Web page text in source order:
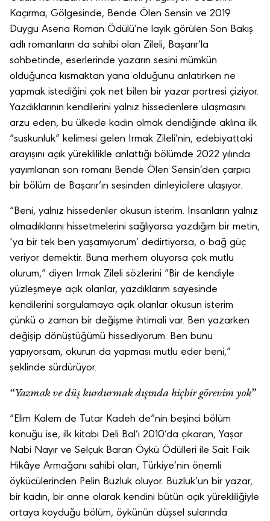
Kaçırma, Gölgesinde, Bende Ölen Sensin ve 2019
Duygu Asena Roman Ödülü’ne layık görülen Son Bakış
adlı romanların da sahibi olan Zileli, Başarır’la
sohbetinde, eserlerinde yazarın sesini mümkün
olduğunca kısmaktan yana olduğunu anlatırken ne
yapmak istediğini çok net bilen bir yazar portresi çiziyor.
Yazdıklarının kendilerini yalnız hissedenlere ulaşmasını
arzu eden, bu ülkede kadın olmak dendiğinde aklına ilk
“suskunluk” kelimesi gelen Irmak Zileli’nin, edebiyattaki
arayışını açık yüreklilikle anlattığı bölümde 2022 yılında
yayımlanan son romanı Bende Ölen Sensin’den çarpıcı
bir bölüm de Başarır’ın sesinden dinleyicilere ulaşıyor.
“Beni, yalnız hissedenler okusun isterim. İnsanların yalnız
olmadıklarını hissetmelerini sağlıyorsa yazdığım bir metin,
‘ya bir tek ben yaşamıyorum’ dedirtiyorsa, o bağ güç
veriyor demektir. Buna merhem oluyorsa çok mutlu
olurum,” diyen Irmak Zileli sözlerini “Bir de kendiyle
yüzleşmeye açık olanlar, yazdıklarım sayesinde
kendilerini sorgulamaya açık olanlar okusun isterim
çünkü o zaman bir değişme ihtimali var. Ben yazarken
değişip dönüştüğümü hissediyorum. Ben bunu
yapıyorsam, okurun da yapması mutlu eder beni,”
şeklinde sürdürüyor.
“Yazmak ve düş kurdurmak dışında hiçbir görevim yok”
“Elim Kalem de Tutar Kadeh de”nin beşinci bölüm
konuğu ise, ilk kitabı Deli Bal’ı 2010’da çıkaran, Yaşar
Nabi Nayır ve Selçuk Baran Öykü Ödülleri ile Sait Faik
Hikâye Armağanı sahibi olan, Türkiye’nin önemli
öykücülerinden Pelin Buzluk oluyor. Buzluk’un bir yazar,
bir kadın, bir anne olarak kendini bütün açık yürekliliğiyle
ortaya koyduğu bölüm, öykünün düşsel sularında